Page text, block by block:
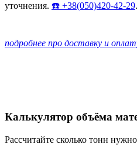
уточнения. ☎️ +38(050)420-42-29.
подробнее про доставку и
Калькулятор объёма
Рассчитайте сколько тонн